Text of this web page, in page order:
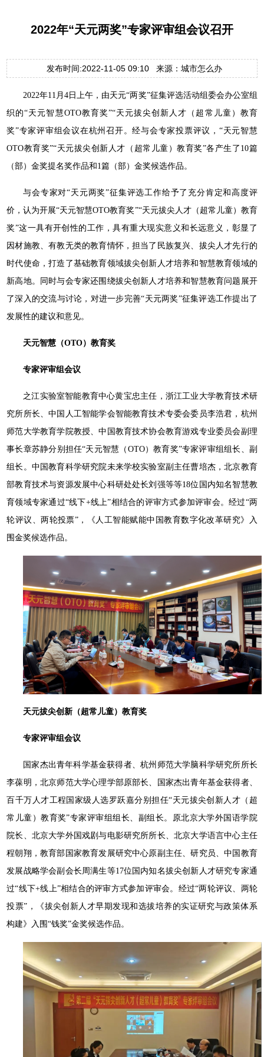
2022年“天元两奖”专家评审组会议召开
发布时间:2022-11-05 09:10 来源：城市怎么办
2022年11月4日上午，由天元“两奖”征集评选活动组委会办公室组
织的“天元智慧OTO教育奖”“天元拔尖创新人才（超常儿童）教育
奖”专家评审组会议在杭州召开。经与会专家投票评议，“天元智慧
OTO教育奖”“天元拔尖创新人才（超常儿童）教育奖”各产生了10篇
（部）金奖提名奖作品和1篇（部）金奖候选作品。
与会专家对“天元两奖”征集评选工作给予了充分肯定和高度评
价，认为开展“天元智慧OTO教育奖”“天元拔尖人才（超常儿童）教育
奖”这一具有开创性的工作，具有重大现实意义和长远意义，彰显了
因材施教、有教无类的教育情怀，担当了民族复兴、拔尖人才先行的
时代使命，打造了基础教育领域拔尖创新人才培养和智慧教育领域的
新高地。同时与会专家还围绕拔尖创新人才培养和智慧教育问题展开
了深入的交流与讨论，对进一步完善“天元两奖”征集评选工作提出了
发展性的建议和意见。
天元智慧（OTO）教育奖
专家评审组会议
之江实验室智能教育中心黄宝忠主任，浙江工业大学教育技术研
究所所长、中国人工智能学会智能教育技术专委会委员李浩君，杭州
师范大学教育学院教授、中国教育技术协会教育游戏专业委员会副理
事长章苏静分别担任“天元智慧（OTO）教育奖”专家评审组组长、副
组长。中国教育科学研究院未来学校实验室副主任曹培杰，北京教育
部教育技术与资源发展中心科研处处长刘强等等18位国内知名智慧教
育领域专家通过“线下+线上”相结合的评审方式参加评审会。经过“两
轮评议、两轮投票”，《人工智能赋能中国教育数字化改革研究》入
围金奖候选作品。
天元拔尖创新（超常儿童）教育奖
专家评审组会议
国家杰出青年科学基金获得者、杭州师范大学脑科学研究所所长
李葆明，北京师范大学心理学部原部长、国家杰出青年基金获得者、
百千万人才工程国家级人选罗跃嘉分别担任“天元拔尖创新人才（超
常儿童）教育奖”专家评审组组长、副组长。原北京大学外国语学院
院长、北京大学外国戏剧与电影研究所所长、北京大学语言中心主任
程朝翔，教育部国家教育发展研究中心原副主任、研究员、中国教育
发展战略学会副会长周满生等17位国内知名拔尖创新人才研究专家通
过“线下+线上”相结合的评审方式参加评审会。经过“两轮评议、两轮
投票”，《拔尖创新人才早期发现和选拔培养的实证研究与政策体系
构建》入围“钱奖”金奖候选作品。